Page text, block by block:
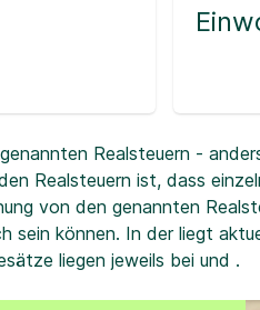
Realsteuern -
Realsteuern ist, dass
von den genannten
sein können. In der liegt
liegen jeweils bei und .